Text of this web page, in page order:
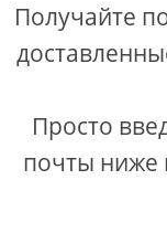
Получайте
Просто
почты ниже